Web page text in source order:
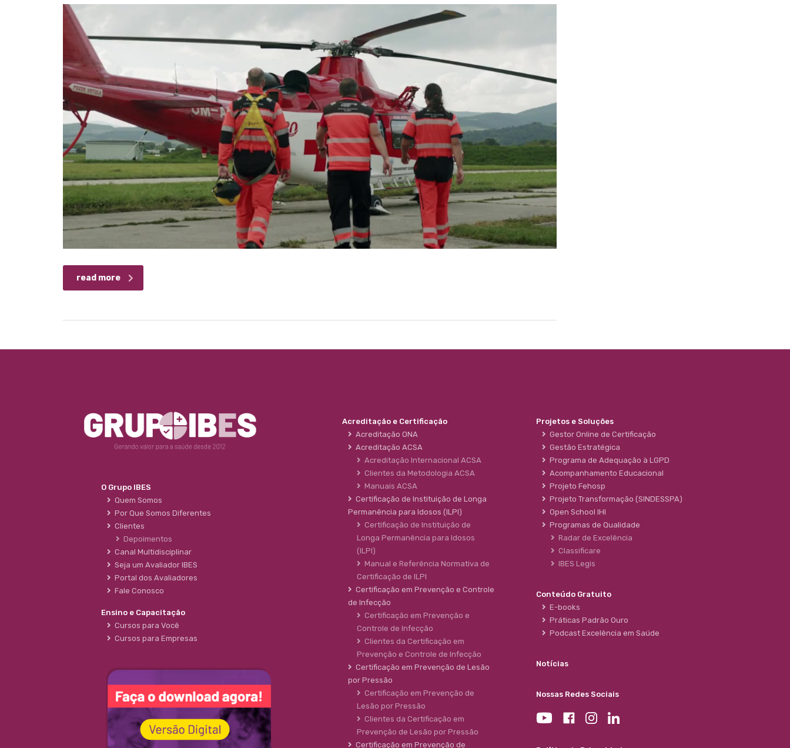
read more
O Grupo IBES
Quem Somos
Por Que Somos Diferentes
Clientes
Depoimentos
Canal Multidisciplinar
Seja um Avaliador IBES
Portal dos Avaliadores
Fale Conosco
Ensino e Capacitação
Cursos para Você
Cursos para Empresas
Acreditação e Certificação
Acreditação ONA
Acreditação ACSA
Acreditação Internacional ACSA
Clientes da Metodologia ACSA
Manuais ACSA
Certificação de Instituição de Longa
Permanência para Idosos (ILPI)
Certificação de Instituição de
Longa Permanência para Idosos
(ILPI)
Manual e Referência Normativa de
Certificação de ILPI
Certificação em Prevenção e Controle
de Infecção
Certificação em Prevenção e
Controle de Infecção
Clientes da Certificação em
Prevenção e Controle de Infecção
Certificação em Prevenção de Lesão
por Pressão
Certificação em Prevenção de
Lesão por Pressão
Clientes da Certificação em
Prevenção de Lesão por Pressão
Certificação em Prevenção de
Projetos e Soluções
Gestor Online de Certificação
Gestão Estratégica
Programa de Adequação à LGPD
Acompanhamento Educacional
Projeto Fehosp
Projeto Transformação (SINDESSPA)
Open School IHI
Programas de Qualidade
Radar de Excelência
Classificare
IBES Legis
Conteúdo Gratuito
E-books
Práticas Padrão Ouro
Podcast Excelência em Saúde
Notícias
Nossas Redes Sociais